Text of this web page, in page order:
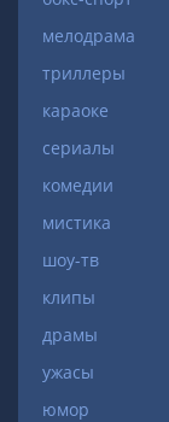
мелодрама
триллеры
караоке
сериалы
комедии
мистика
шоу-тв
клипы
драмы
ужасы
юмор